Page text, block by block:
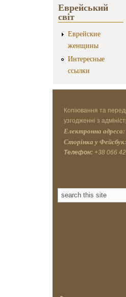
Еврейський
світ
Еврейские
женщины
Интересные
ссылки
Копіювання та
узгодженні з
Електронна адреса:
Сторінка у Фейсбук:
Телефон: +38 066